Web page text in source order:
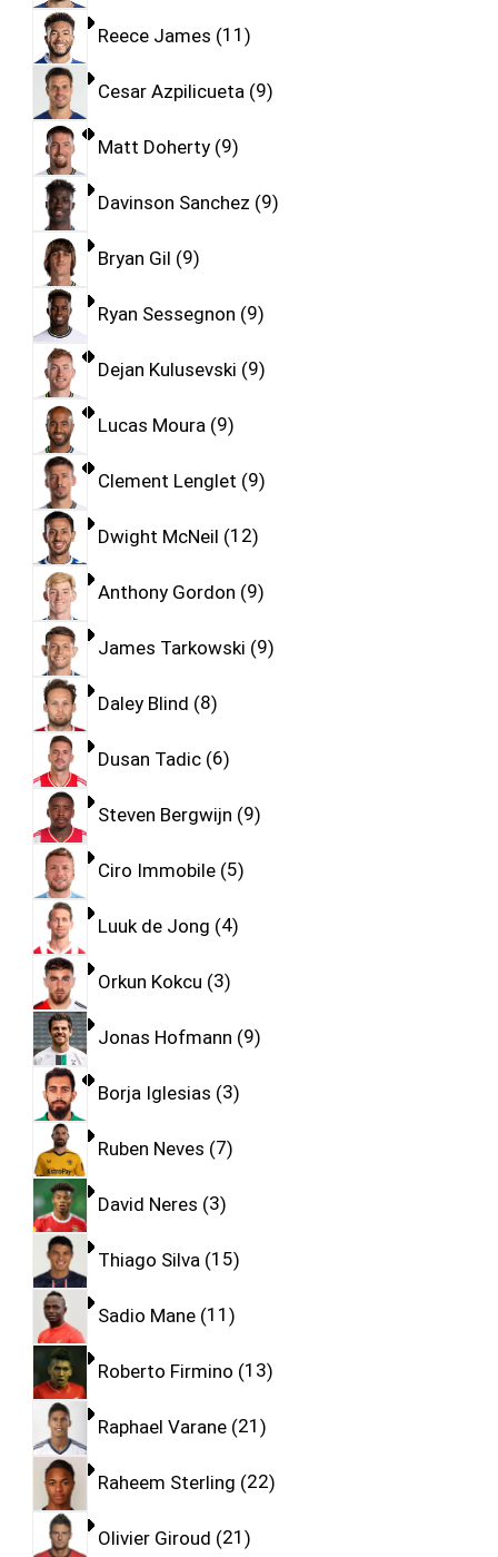
Reece James 11
Cesar Azpilicueta 9
Matt Doherty 9
Davinson Sanchez 9
Bryan Gil 9
Ryan Sessegnon 9
Dejan Kulusevski 9
Lucas Moura 9
Clement Lenglet 9
Dwight McNeil 12
Anthony Gordon 9
James Tarkowski 9
Daley Blind 8
Dusan Tadic 6
Steven Bergwijn 9
Ciro Immobile 5
Luuk de Jong 4
Orkun Kokcu 3
Jonas Hofmann 9
Borja Iglesias 3
Ruben Neves 7
David Neres 3
Thiago Silva 15
Sadio Mane 11
Roberto Firmino 13
Raphael Varane 21
Raheem Sterling 22
Olivier Giroud 21